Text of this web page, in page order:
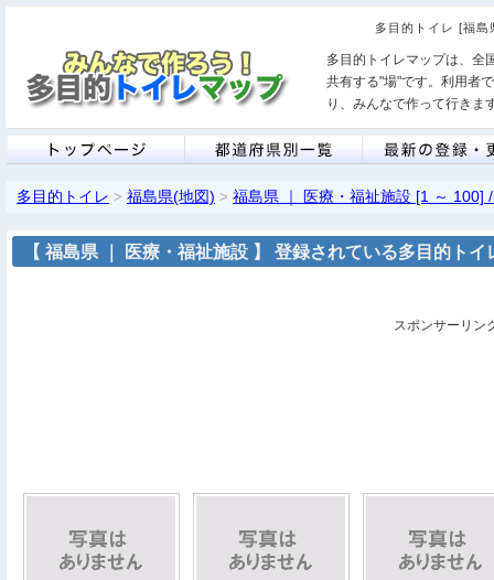
多目的トイレ [福
多目的トイレマップは、全
共有する"場"です。利用者
り、みんなで作って行きま
多目的トイレ > 福島県(地図) > 福島県 ｜ 医療・福祉施設 [1 ～ 100]
【 福島県 ｜ 医療・福祉施設 】 登録されている多目的ト
スポンサーリン